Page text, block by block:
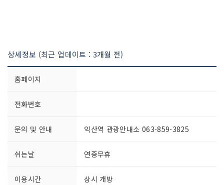
상세정보 (최근 업데이트 : 3개월 전)
홈페이지
전화번호
문의 및 안내 익산역 관광안내소 063-859-3825
쉬는날 연중무휴
이용시간 상시 개방